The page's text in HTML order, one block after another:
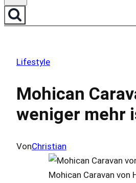
Lifestyle
Mohican
weniger mehr
VonChristian
Mohican Caravan von